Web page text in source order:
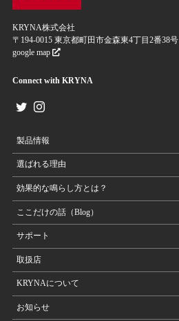
KRYNA株式会社
〒194-0015 東京都町田市金森東4丁目2番38号
google map
Connect with KRYNA
製品情報
選ばれる理由
効果的な鳴らし方とは？
ここだけの話（Blog）
サポート
取扱店
KRYNAについて
お知らせ